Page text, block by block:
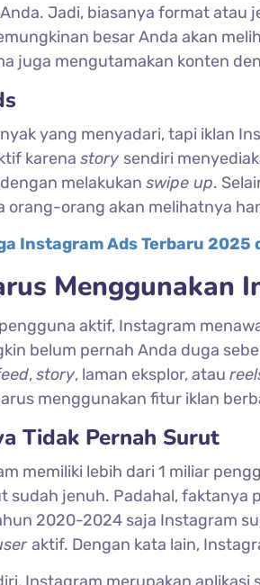
Jadi, biasanya format atau
besar Anda akan
juga mengutamakan konten
yang menyadari, tapi iklan
karena story sendiri
melakukan swipe up.
orang-orang akan melihatnya
Instagram Ads Terbaru
Menggunakan
aktif, Instagram
belum pernah Anda duga
,story, laman eksplor, atau
menggunakan fitur iklan
Tidak Pernah Surut
memiliki lebih dari 1 miliar
sudah jenuh. Padahal,
2020-2024 saja Instagram
aktif. Dengan kata lain,